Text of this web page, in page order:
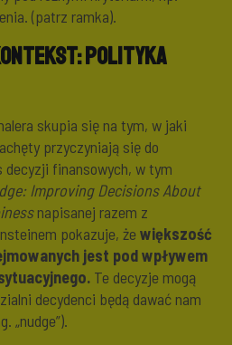
(patrz ramka).
polityka
skupia się na tym, w jaki
przyczyniają się do
decyzji finansowych, w tym
Improving Decisions About
napisanej razem z
pokazuje, że większość
jest pod wpływem
Te decyzje mogą
decydenci będą dawać nam
„nudge”).